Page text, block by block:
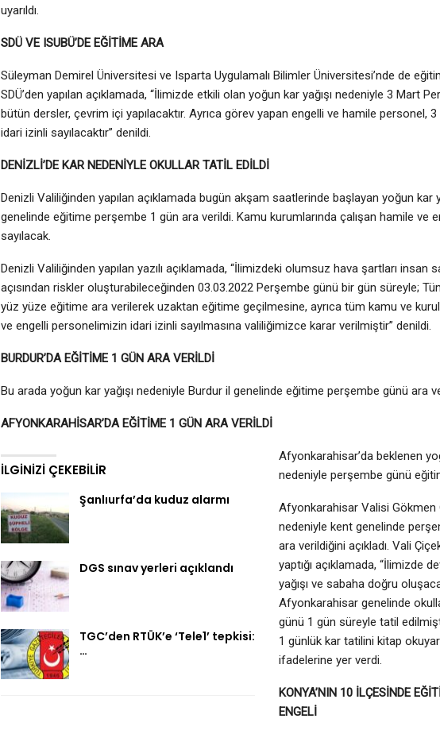
uyarıldı.
SDÜ VE ISUBÜ’DE EĞİTİME ARA
Süleyman Demirel Üniversitesi ve Isparta Uygulamalı Bilimler Üniversitesi’nde de
SDÜ’den yapılan açıklamada, “İlimizde etkili olan yoğun kar yağışı nedeniyle 3 Mart
bütün dersler, çevrim içi yapılacaktır. Ayrıca görev yapan engelli ve hamile personel,
idari izinli sayılacaktır” denildi.
DENİZLİ’DE KAR NEDENİYLE OKULLAR TATİL EDİLDİ
Denizli Valiliğinden yapılan açıklamada bugün akşam saatlerinde başlayan yoğun kar
genelinde eğitime perşembe 1 gün ara verildi. Kamu kurumlarında çalışan hamile ve
sayılacak.
Denizli Valiliğinden yapılan yazılı açıklamada, “İlimizdeki olumsuz hava şartları insan
açısından riskler oluşturabileceğinden 03.03.2022 Perşembe günü bir gün süreyle;
yüz yüze eğitime ara verilerek uzaktan eğitime geçilmesine, ayrıca tüm kamu ve
ve engelli personelimizin idari izinli sayılmasına valiliğimizce karar verilmiştir” denildi.
BURDUR’DA EĞİTİME 1 GÜN ARA VERİLDİ
Bu arada yoğun kar yağışı nedeniyle Burdur il genelinde eğitime perşembe günü ara
AFYONKARAHİSAR’DA EĞİTİME 1 GÜN ARA VERİLDİ
İLGINIZI ÇEKEBILIR
Şanlıurfa’da kuduz alarmı
DGS sınav yerleri açıklandı
TGC’den RTÜK’e ‘Tele1’ tepkisi:
…
Afyonkarahisar’da beklenen
nedeniyle perşembe günü
Afyonkarahisar Valisi Gökmen
nedeniyle kent genelinde
ara verildiğini açıkladı. Vali
yaptığı açıklamada, “İlimizde
yağışı ve sabaha doğru
Afyonkarahisar genelinde
günü 1 gün süreyle tatil
1 günlük kar tatilini kitap
ifadelerine yer verdi.
KONYA’NIN 10 İLÇESİNDE
ENGELİ